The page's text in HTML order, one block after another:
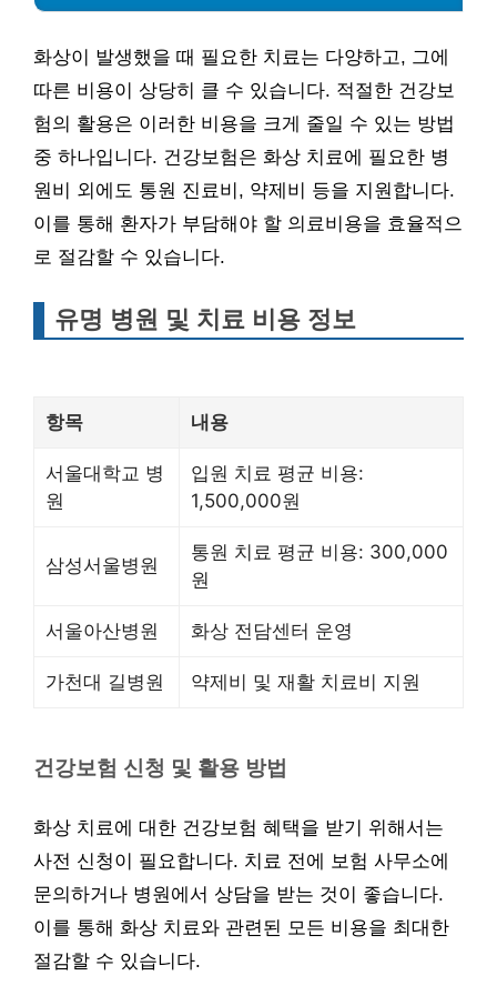
화상이 발생했을 때 필요한 치료는 다양하고, 그에
따른 비용이 상당히 클 수 있습니다. 적절한 건강보
험의 활용은 이러한 비용을 크게 줄일 수 있는 방법
중 하나입니다. 건강보험은 화상 치료에 필요한 병
원비 외에도 통원 진료비, 약제비 등을 지원합니다.
이를 통해 환자가 부담해야 할 의료비용을 효율적으
로 절감할 수 있습니다.
유명 병원 및 치료 비용 정보
항목 내용
서울대학교 병
원
입원 치료 평균 비용:
1,500,000원
삼성서울병원
통원 치료 평균 비용: 300,000
원
서울아산병원 화상 전담센터 운영
가천대 길병원 약제비 및 재활 치료비 지원
건강보험 신청 및 활용 방법
화상 치료에 대한 건강보험 혜택을 받기 위해서는
사전 신청이 필요합니다. 치료 전에 보험 사무소에
문의하거나 병원에서 상담을 받는 것이 좋습니다.
이를 통해 화상 치료와 관련된 모든 비용을 최대한
절감할 수 있습니다.